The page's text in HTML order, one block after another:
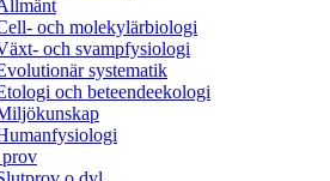
och molekylärbiologi
och svampfysiologi
systematik
och beteendeekologi